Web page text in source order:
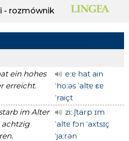
- rozmównik
ein hohes
erreicht.
eːɐ hat ain
ˈhoːəs ˈaltɐ εɐ
ˈraiçt
im Alter
achtzig
ziː ʃtarp ɪm
ˈaltɐ fɔn ˈaxtsɪç
ˈjaːrən